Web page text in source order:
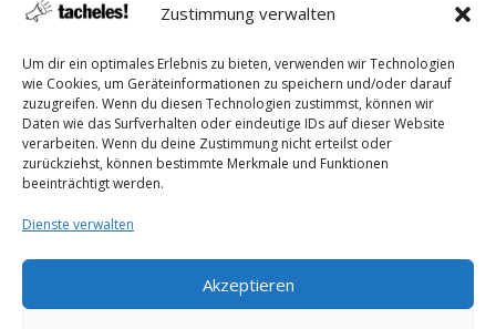
Zustimmung verwalten
Um dir ein optimales Erlebnis zu bieten, verwenden wir Technologien
wie Cookies, um Geräteinformationen zu speichern und/oder darauf
zuzugreifen. Wenn du diesen Technologien zustimmst, können wir
Daten wie das Surfverhalten oder eindeutige IDs auf dieser Website
verarbeiten. Wenn du deine Zustimmung nicht erteilst oder
zurückziehst, können bestimmte Merkmale und Funktionen
beeinträchtigt werden.
Dienste verwalten
Akzeptieren
Privat
Presse
Abonnieren
Copyright © 2026 ROOF Music. All Rights Reserved.